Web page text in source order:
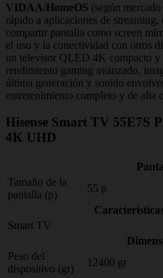
VIDAA/HomeOS (según
rápido a aplicaciones de
compartir pantalla como screen
el uso y la conectividad con otros
un televisor QLED 4K compacto y
rendimiento gaming avanzado,
última generación y sonido
entretenimiento completo y de alta
Hisense Smart TV 55E7S
4K UHD
Tamaño de la
pantalla (p)
55 p
Smart TV
Peso del
dispositivo (gr)
12400 gr